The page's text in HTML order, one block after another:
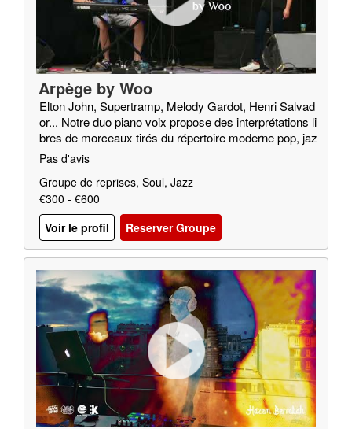
Arpège by Woo
Elton John, Supertramp, Melody Gardot, Henri Salvad
or... Notre duo piano voix propose des interprétations li
bres de morceaux tirés du répertoire moderne pop, jaz
z, soul…
Pas d'avis
Groupe de reprises, Soul, Jazz
€300 - €600
Voir le profil
Reserver Groupe